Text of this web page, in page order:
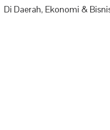
Di Daerah, Ekonomi &